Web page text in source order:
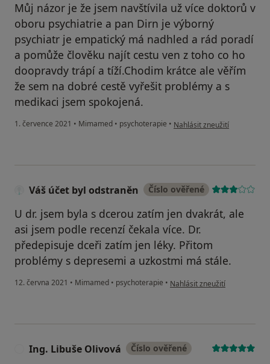
Můj názor je že jsem navštívila už více doktorů v
oboru psychiatrie a pan Dirn je výborný
psychiatr je empatický má nadhled a rád poradí
a pomůže člověku najít cestu ven z toho co ho
doopravdy trápí a tíží.Chodim krátce ale věřím
že sem na dobré cestě vyřešit problémy a s
medikaci jsem spokojená.
1. července 2021 • Mimamed • psychoterapie • podle názoru uživatele
Nahlásit zneužití
Váš účet byl odstraněn Číslo ověřené
U dr. jsem byla s dcerou zatím jen dvakrát, ale
asi jsem podle recenzí čekala více. Dr.
předepisuje dceři zatím jen léky. Přitom
problémy s depresemi a uzkostmi má stále.
12. června 2021 • Mimamed • psychoterapie • podle názoru uživatele Váš
Nahlásit zneužití
Ing. Libuše Olivová Číslo ověřené